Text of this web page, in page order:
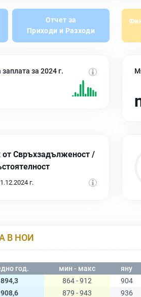
Отчет за
Приходи и Разходи
за 2024 г.
от Свръхзадълженост /
г.
В НОИ
год. мин - макс яну
894,3 864 - 912 904
908,6 879 - 943 936